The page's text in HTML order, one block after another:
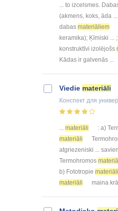
... to izcelsmes.
(akmens, koks, āda
dabas materiāliem
keramika); Ķīmiski ...
konstruktīvi izolējošs
Kādas ir galvenās ...
Viedie materiāli
Конспект для
... materiāli
: a)
materiāli
atgriezeniski ...
Termohromos
b) Fototropie materiāli
materiāli
maina